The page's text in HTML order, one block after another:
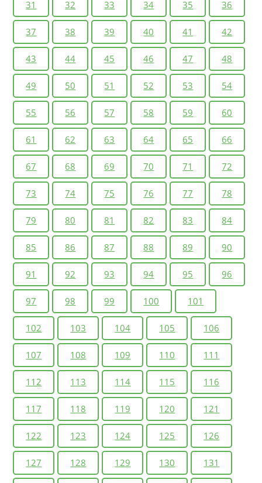
31 32 33 34 35 36
37 38 39 40 41 42
43 44 45 46 47 48
49 50 51 52 53 54
55 56 57 58 59 60
61 62 63 64 65 66
67 68 69 70 71 72
73 74 75 76 77 78
79 80 81 82 83 84
85 86 87 88 89 90
91 92 93 94 95 96
97 98 99 100 101
102 103 104 105 106
107 108 109 110 111
112 113 114 115 116
117 118 119 120 121
122 123 124 125 126
127 128 129 130 131